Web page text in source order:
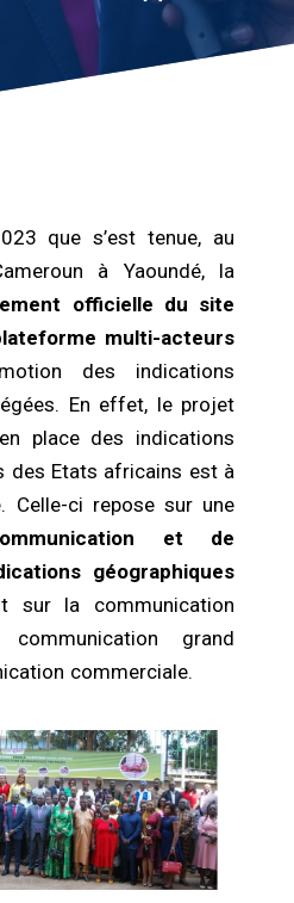
que s’est tenue, au
à Yaoundé, la
officielle du site
multi-acteurs
des indications
En effet, le projet
place des indications
des Etats africains est à
Celle-ci repose sur une
et de
géographiques
sur la communication
communication grand
commerciale.